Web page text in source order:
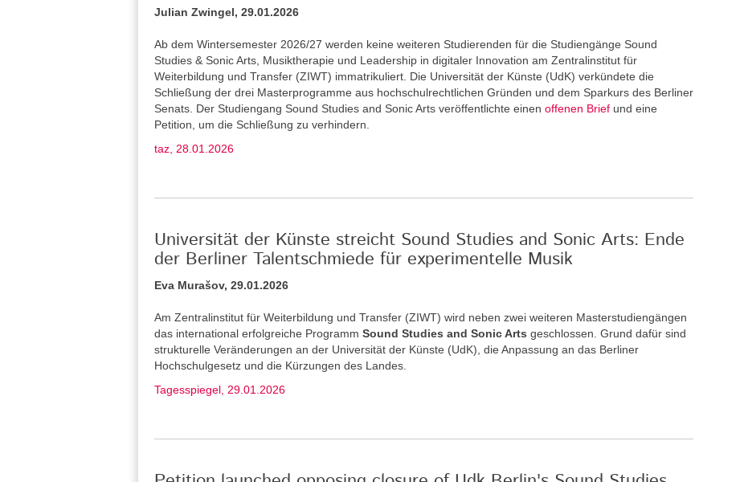
Julian Zwingel, 29.01.2026
Ab dem Wintersemester 2026/27 werden keine weiteren Stu­dierenden für die Studiengänge Sound
Studies & Sonic Arts, Musiktherapie und Leadership in digitaler Innovation am Zentralinstitut für
Weiterbildung und Transfer (ZIWT) immatrikuliert. Die Universität der Künste (UdK) verkündete die
Schließung der drei Masterprogramme aus hochschulrechtlichen Gründen und dem Sparkurs des Berliner
Senats. Der Studiengang Sound Studies and Sonic Arts veröffentlichte einen offenen Brief und eine
Petition, um die Schließung zu verhindern.
taz, 28.01.2026
Universität der Künste streicht Sound Studies and Sonic Arts: Ende
der Berliner Talentschmiede für experimentelle Musik
Eva Murašov, 29.01.2026
Am Zentralinstitut für Weiterbildung und Transfer (ZIWT) wird neben zwei weiteren Masterstudiengängen
das international erfolgreiche Programm Sound Studies and Sonic Arts geschlossen. Grund dafür sind
strukturelle Veränderungen an der Universität der Künste (UdK), die Anpassung an das Berliner
Hochschulgesetz und die Kürzungen des Landes.
Tagesspiegel, 29.01.2026